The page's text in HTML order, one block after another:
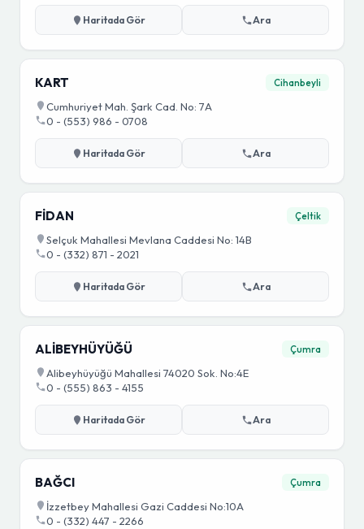
Haritada Gör Ara
KART Cihanbeyli
Cumhuriyet Mah. Şark Cad. No: 7A
0 - (553) 986 - 0708
Haritada Gör Ara
FİDAN Çeltik
Selçuk Mahallesi Mevlana Caddesi No: 14B
0 - (332) 871 - 2021
Haritada Gör Ara
ALİBEYHÜYÜĞÜ Çumra
Alibeyhüyüğü Mahallesi 74020 Sok. No:4E
0 - (555) 863 - 4155
Haritada Gör Ara
BAĞCI Çumra
İzzetbey Mahallesi Gazi Caddesi No:10A
0 - (332) 447 - 2266